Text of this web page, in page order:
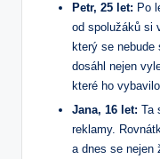
Petr, 25 let: Po
od spolužáků si
který se
dosáhl nejen
které ho
Jana, 16 let: Ta
reklamy.
a dnes se nejen